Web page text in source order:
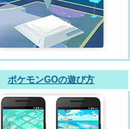
ポケモンGOの遊び方